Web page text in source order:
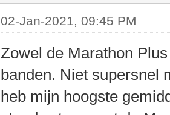
02-Jan-2021, 09:45 PM
Zowel de Marathon
banden. Niet supersnel
heb mijn hoogste